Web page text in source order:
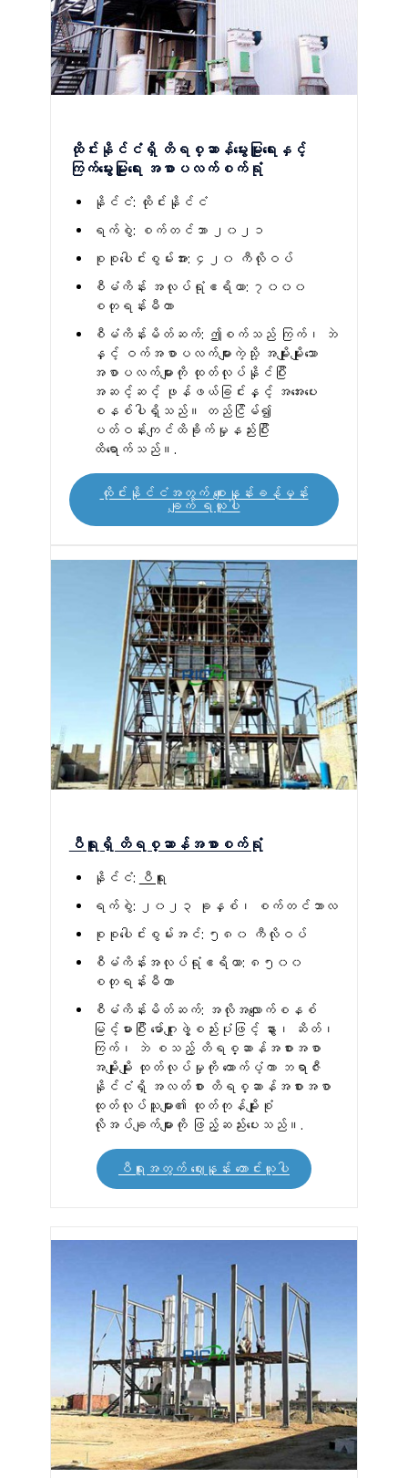
ထိုင်းနိုင်ငံရှိ တိရစ္ဆာန်မွေးမြူရေးနှင့်
ကြက်မွေးမြူရေး အစာပလက်စက်ရုံ
နိုင်ငံ: ထိုင်းနိုင်ငံ
ရက်စွဲ: စက်တင်ဘာ ၂၀၂၁
စုစုပေါင်းစွမ်းအား: ၄၂၀ ကီလိုဝပ်
စီမံကိန်း အလုပ်ရုံဧရိယာ: ၇၀၀၀
စတုရန်းမီတာ
စီမံကိန်းမိတ်ဆက်: ဤစက်သည် ကြက်၊ ဘဲ
နှင့် ဝက်အစာပလက်များကဲ့သို့ အမျိုးမျိုးသော
အစာပလက်များကို ထုတ်လုပ်နိုင်ပြီး
အဆင့်ဆင့် ဖုန်ဖယ်ခြင်းနှင့် အအေးပေး
စနစ်ပါရှိသည်။ တည်ငြိမ်၍
ပတ်ဝန်းကျင်ထိခိုက်မှုနည်းပြီး
ထိရောက်သည်။.
ထိုင်းနိုင်ငံအတွက် စျေးနှုန်းခန့်မှန်း
ချက် ရယူပါ
ပီရူးရှိ တိရစ္ဆာန်အစာစက်ရုံ
နိုင်ငံ: ပီရူး
ရက်စွဲ: ၂၀၂၃ ခုနှစ်၊ စက်တင်ဘာလ
စုစုပေါင်းစွမ်းအင်: ၅၈၀ ကီလိုဝပ်
စီမံကိန်းအလုပ်ရုံဧရိယာ: ၈၅၀၀
စတုရန်းမီတာ
စီမံကိန်းမိတ်ဆက်: အလိုအလျောက်စနစ်
မြင့်မားပြီး မော်ဂျူးဖွဲ့စည်းပုံဖြင့် နွား၊ ဆိတ်၊
ကြက်၊ ဘဲ စသည့် တိရစ္ဆာန်အစားအစာ
အမျိုးမျိုး ထုတ်လုပ်မှုကို ထောက်ပံ့ကာ ဘရာဇီး
နိုင်ငံရှိ အလတ်စား တိရစ္ဆာန်အစားအစာ
ထုတ်လုပ်သူများ၏ ထုတ်ကုန်မျိုးစုံ
လိုအပ်ချက်များကို ဖြည့်ဆည်းပေးသည်။.
ပီရူးအတွက် ဈေးနှုန်း တောင်းယူပါ